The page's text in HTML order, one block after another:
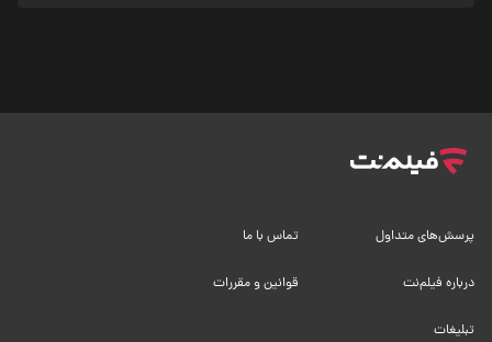
پرسش‌های متداول تماس با ما
درباره فیلم‌نت قوانین و مقررات
تبلیغات